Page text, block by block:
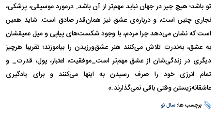
تو باشد؛ هیچ چیز در جهان نباید مهم‌تر از آن باشد. درمورد موسیقی، پزشکی،
نجاری چنین است، و درباره‌ی عشق نیز همان‌قدر صادق است. شاید همین
است که نشان می‌دهد چرا مردم، با وجود شکست‌های پیاپی و میل عمیقشان
به عشق، به‌ندرت تلاش می‌کنند هنر عشق‌ورزیدن را بیاموزند؛ تقریبا هرچیز
دیگری در زندگی‌شان از عشق مهم‌تر است_موفقیت، اعتبار، پول، قدرت_ و
تمام انرژی خود را صرف رسیدن به اینها می‌کنند و برای یادگیری
عاشقانه‌زیستن وقتی باقی نمی‌گذارند.»
برچسب ها:سال نو